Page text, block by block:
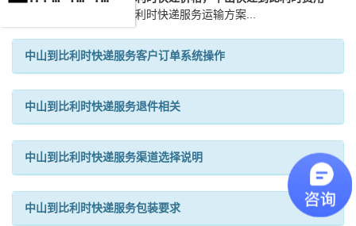
服务。一站式中山到比利时快递服务运输方案...
中山到比利时快递服务客户订单系统操作
中山到比利时快递服务退件相关
中山到比利时快递服务渠道选择说明
中山到比利时快递服务包装要求